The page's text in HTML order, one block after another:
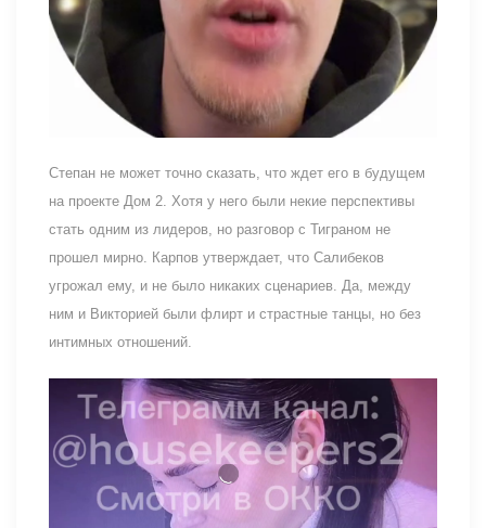
Степан не может точно сказать, что ждет его в будущем
на проекте Дом 2. Хотя у него были некие перспективы
стать одним из лидеров, но разговор с Тиграном не
прошел мирно. Карпов утверждает, что Салибеков
угрожал ему, и не было никаких сценариев. Да, между
ним и Викторией были флирт и страстные танцы, но без
интимных отношений.